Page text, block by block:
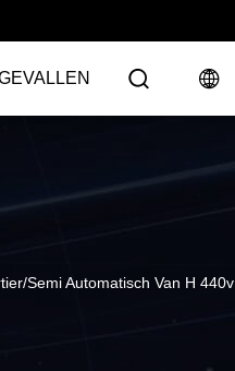
Semi Automatisch Van H 440v